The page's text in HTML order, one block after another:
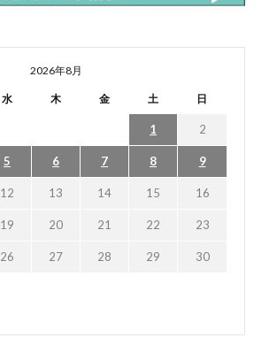
2026年8月
水 木 金 土 日
1 2
5 6 7 8 9
12 13 14 15 16
19 20 21 22 23
26 27 28 29 30